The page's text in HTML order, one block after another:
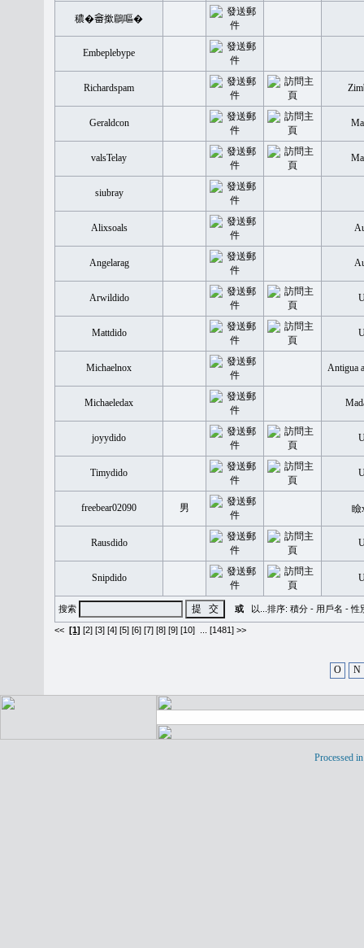
穠�𤲞撳鶥嘔�
Embeplebype
Richardspam
Geraldcon
valsTelay
siubray
Alixsoals
Angelarag
Arwildido
Mattdido
Michaelnox Antigua
Michaeledax
joyydido
Timydido
freebear02090 男
Rausdido
Snipdido
搜索 或 以...排序: 積分 - 用戶名 -性
<< [1] [2] [3] [4] [5] [6] [7] [8] [9] [10] [1481] >>
O N
Processed